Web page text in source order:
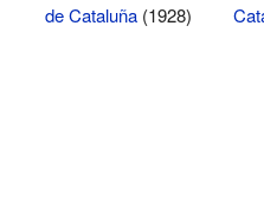
de Cataluña (1928)